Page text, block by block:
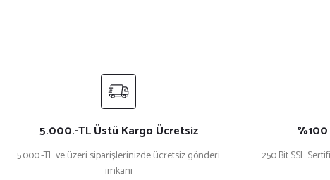
Bu ürüne benzer farklı alternatifler olmalı.
5.000.-TL Üstü Kargo Ücretsiz
5.000.-TL ve üzeri siparişlerinizde ücretsiz gönderi
imkanı
%100
250 Bit SSL